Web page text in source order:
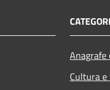
Cultura